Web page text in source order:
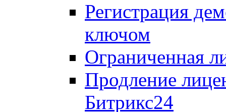
Регистрация
ключом
Ограниченная
Продление
Битрикс24